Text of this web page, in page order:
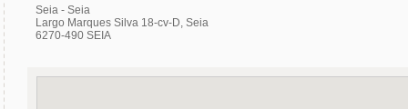
Seia - Seia
Largo Marques Silva 18-cv-D, Seia
6270-490 SEIA